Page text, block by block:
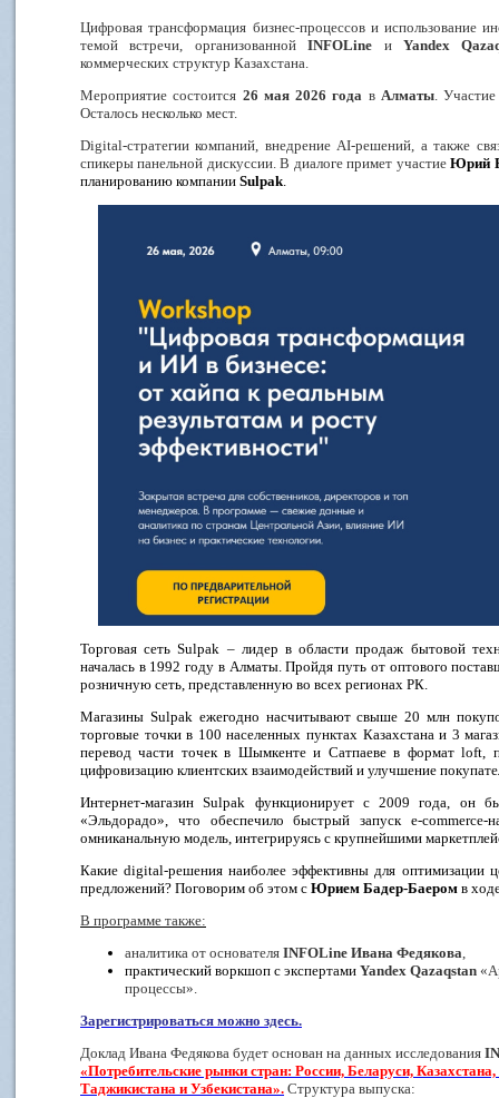
Цифровая трансформация бизнес-процессов и использование
темой встречи, организованнойINFOLine иYandex
коммерческих структур Казахстана.
Мероприятие состоится 26 мая 2026 года в Алматы.
Осталось несколько мест.
Digital-стратегии компаний, внедрениеAI-решений, а также
спикеры панельной дискуссии. В диалоге примет участиеЮрий
планированию компании Sulpak.
Торговая сеть Sulpak – лидер в области продаж бытовой
началась в 1992 году в Алматы. Пройдя путь от оптового
розничную сеть, представленную во всех регионах РК. ​
Магазины Sulpak ежегодно насчитывают свыше 20 млн
торговые точки в 100 населенных пунктах Казахстана и 3
перевод части точек в Шымкенте и Сатпаеве в формат loft,
цифровизацию клиентских взаимодействий и улучшение
Интернет-магазин Sulpak функционирует с 2009 года, он
«Эльдорадо», что обеспечило быстрый запуск e-commerce-
омниканальную модель, интегрируясь с крупнейшими
Какие digital-решения наиболее эффективны для оптимизации
предложений? Поговорим об этом с Юрием Бадер-Баером в
В программе также:
аналитика от основателя INFOLine Ивана Федякова,
практический воркшоп с экспертами Yandex Qazaqstan
процессы».
Зарегистрироваться можно здесь.
Доклад Ивана Федякова будет основан на данных исследования
«Потребительские рынки стран: России, Беларуси,
Таджикистана и Узбекистана». Структура выпуска: